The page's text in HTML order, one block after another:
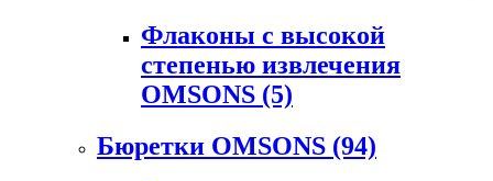
Флаконы с высокой
степенью извлечения
OMSONS (5)
Бюретки OMSONS (94)